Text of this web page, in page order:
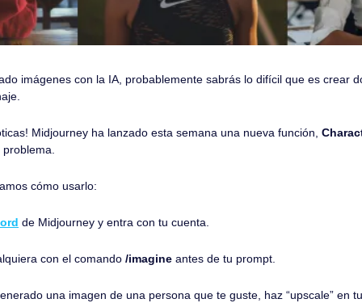
imágenes con la IA, probablemente sabrás lo difícil que es crear
Midjourney ha lanzado esta semana una nueva función,
cómo usarlo:
de Midjourney y entra con tu cuenta.
con el comando /imagine antes de tu prompt.
una imagen de una persona que te guste, haz “upscale” en